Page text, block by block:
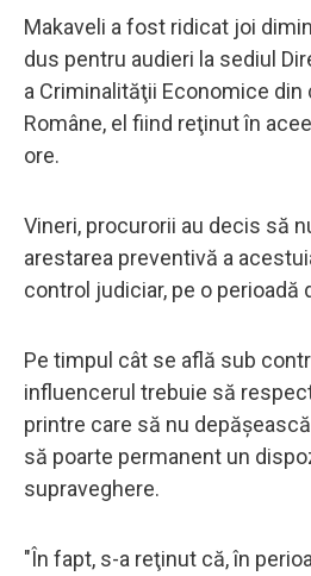
Makaveli a fost ridicat joi
dus pentru audieri la sediul
a Criminalităţii Economice din
Române, el fiind reţinut în
ore.
Vineri, procurorii au decis să
arestarea preventivă a
control judiciar, pe o perioadă
Pe timpul cât se află sub
influencerul trebuie să
printre care să nu
să poarte permanent un
supraveghere.
"În fapt, s-a reţinut că, în